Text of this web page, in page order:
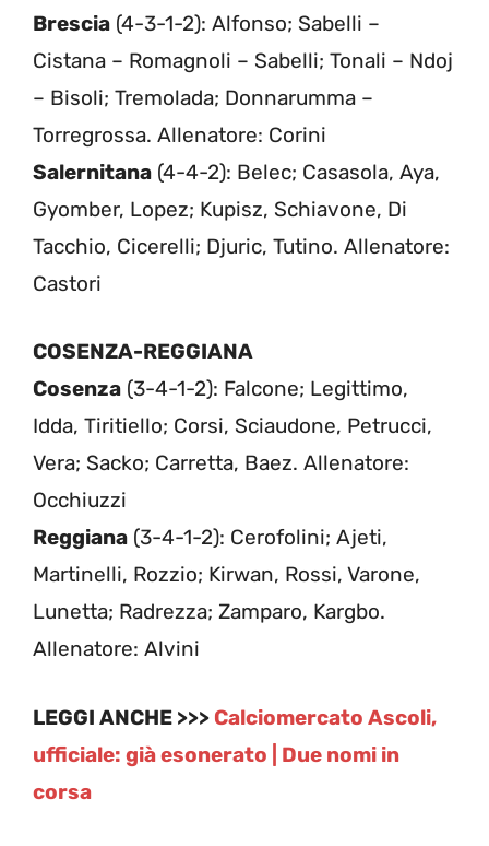
Brescia (4-3-1-2): Alfonso; Sabelli –
Cistana – Romagnoli – Sabelli; Tonali – Ndoj
– Bisoli; Tremolada; Donnarumma –
Torregrossa. Allenatore: Corini
Salernitana (4-4-2): Belec; Casasola, Aya,
Gyomber, Lopez; Kupisz, Schiavone, Di
Tacchio, Cicerelli; Djuric, Tutino. Allenatore:
Castori
COSENZA-REGGIANA
Cosenza (3-4-1-2): Falcone; Legittimo,
Idda, Tiritiello; Corsi, Sciaudone, Petrucci,
Vera; Sacko; Carretta, Baez. Allenatore:
Occhiuzzi
Reggiana (3-4-1-2): Cerofolini; Ajeti,
Martinelli, Rozzio; Kirwan, Rossi, Varone,
Lunetta; Radrezza; Zamparo, Kargbo.
Allenatore: Alvini
LEGGI ANCHE >>> Calciomercato Ascoli,
ufficiale: già esonerato | Due nomi in
corsa